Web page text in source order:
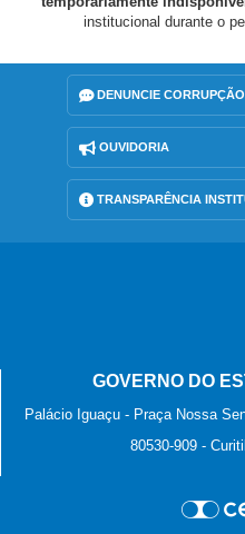
institucional durante o
DENUNCIE CORRUPÇÃO
OUVIDORIA
TRANSPARÊNCIA
GOVERNO DO
Palácio Iguaçu - Praça Nossa
80530-909 -